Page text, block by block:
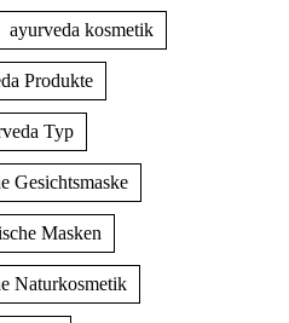
ayurveda kosmetik
Produkte
Typ
Gesichtsmaske
Masken
Naturkosmetik